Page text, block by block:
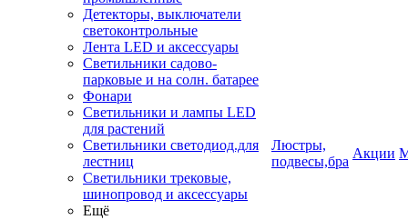
Детекторы, выключатели
светоконтрольные
Лента LED и аксессуары
Светильники садово-
парковые и на солн. батарее
Фонари
Светильники и лампы LED
для растений
Светильники светодиод.для
лестниц
Светильники трековые,
шинопровод и аксессуары
Ещё
Люстры,
подвесы,бра
Акции